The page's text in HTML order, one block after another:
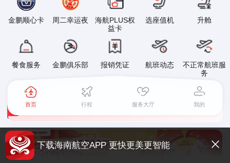
金鹏顺心卡 周二幸运夜
海航PLUS权
益卡
选座值机 升舱
餐食服务 金鹏俱乐部 报销凭证 航班动态
不正常航班服
务
关于海南航空国内航线燃油附加费征收标准调整的通知
海南航空移动平台升级公告
关于大新华航空国内航线燃油附加费征收标准调整的通知
关于海南航空国内航线燃油附加费征收标准调整的通知
首页 行程 服务大厅 我的
下载海南航空APP 更快更美更智能